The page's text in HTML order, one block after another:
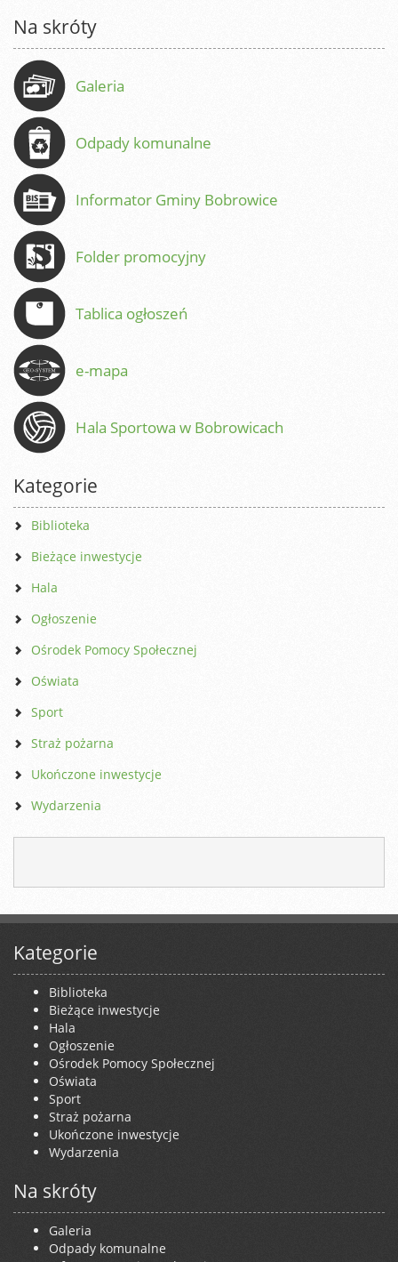
Na skróty
Galeria
Odpady komunalne
Informator Gminy Bobrowice
Folder promocyjny
Tablica ogłoszeń
e-mapa
Hala Sportowa w Bobrowicach
Kategorie
Biblioteka
Bieżące inwestycje
Hala
Ogłoszenie
Ośrodek Pomocy Społecznej
Oświata
Sport
Straż pożarna
Ukończone inwestycje
Wydarzenia
Kategorie
Biblioteka
Bieżące inwestycje
Hala
Ogłoszenie
Ośrodek Pomocy Społecznej
Oświata
Sport
Straż pożarna
Ukończone inwestycje
Wydarzenia
Na skróty
Galeria
Odpady komunalne